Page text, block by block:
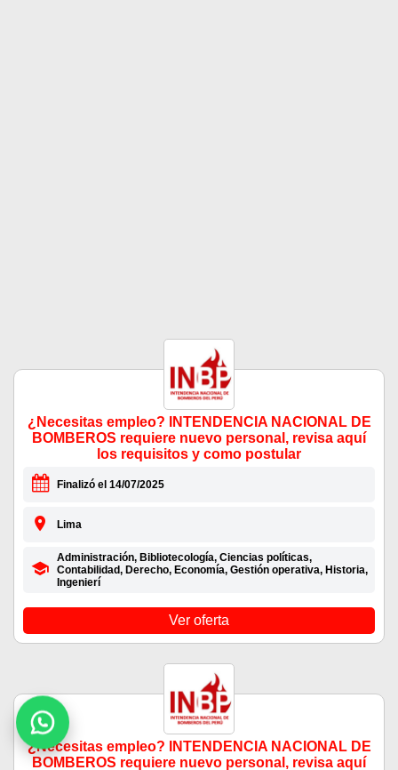
¿Necesitas empleo? INTENDENCIA NACIONAL DE
BOMBEROS requiere nuevo personal, revisa aquí
los requisitos y como postular
Finalizó el 14/07/2025
Lima
Administración, Bibliotecología, Ciencias políticas,
Contabilidad, Derecho, Economía, Gestión operativa, Historia,
Ingenierí
Ver oferta
¿Necesitas empleo? INTENDENCIA NACIONAL DE
BOMBEROS requiere nuevo personal, revisa aquí